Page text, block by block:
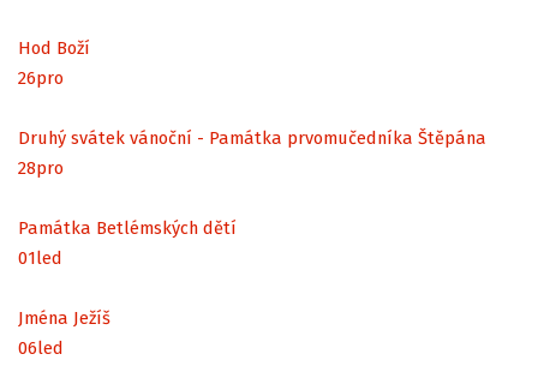
Hod Boží
26pro
Druhý svátek vánoční - Památka prvomučedníka Štěpána
28pro
Památka Betlémských dětí
01led
Jména Ježíš
06led